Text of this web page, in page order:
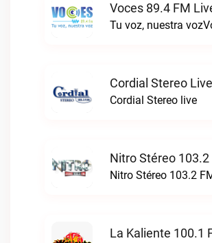
Voces 89.4 FM
Tu voz, nuestra
Cordial Stereo Live
Cordial Stereo live
Nitro Stéreo 103.2
Nitro Stéreo 103.2
La Kaliente 100.1